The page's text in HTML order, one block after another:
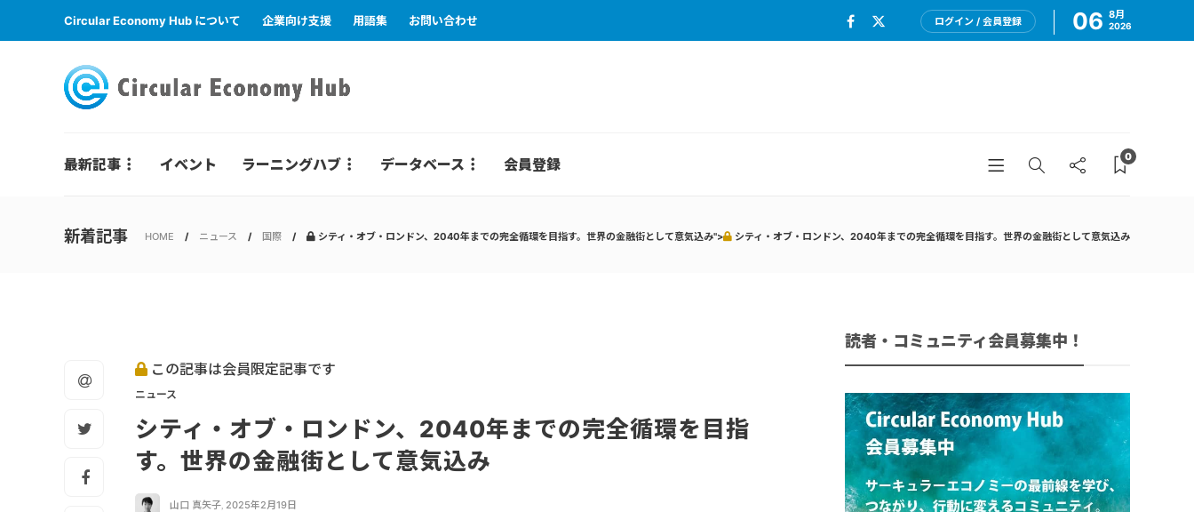
Circular Economy Hub について 企業向け支援 用語集 お問い合わせ ログイン / 会員登録 06 8月
2026
最新記事 イベント ラーニングハブ データベース 会員登録 0
新着記事 HOME ニュース 国際 シティ・オブ・ロンドン、2040年までの完全循環を目指す。世界の金融街として意気込み"> シティ・オブ・ロンドン、2040年までの完全循環を目指す。世界の金融街として意気込み
この記事は会員限定記事です
ニュース
シティ・オブ・ロンドン、2040年までの完全循環を目指
す。世界の金融街として意気込み
山口 真矢子, 2025年2月19日
読者・コミュニティ会員募集中！